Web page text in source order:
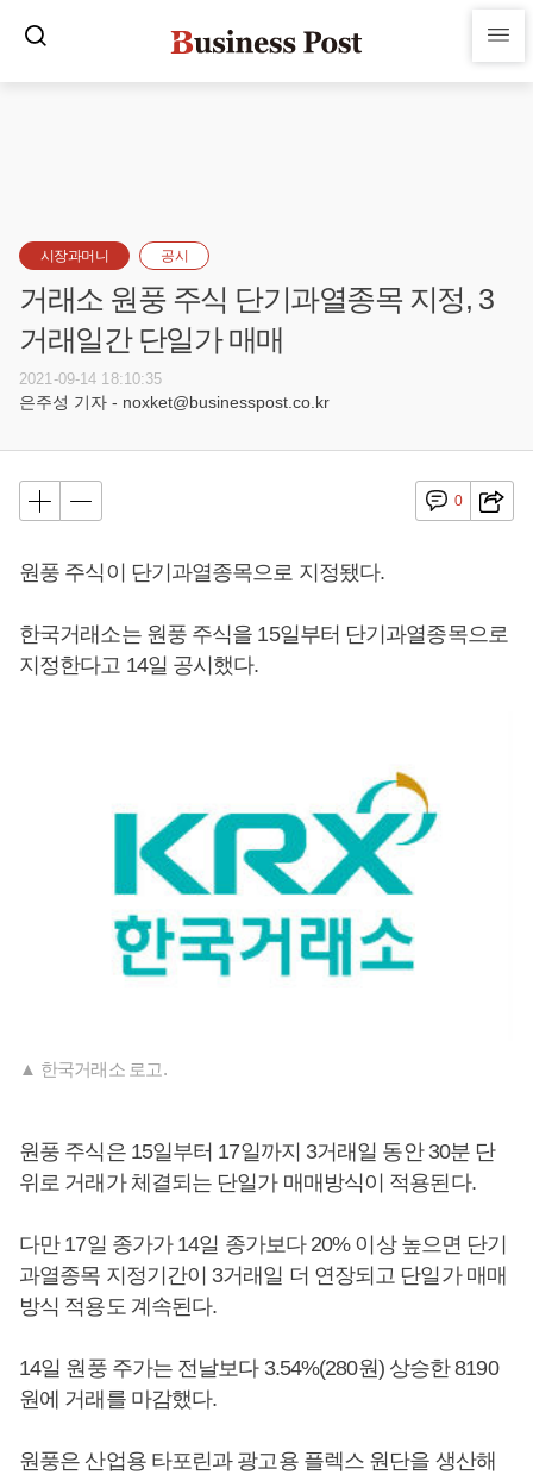
시장과머니 공시
거래소 원풍 주식 단기과열종목 지정, 3
거래일간 단일가 매매
2021-09-14 18:10:35
은주성 기자 - noxket@businesspost.co.kr
0
원풍 주식이 단기과열종목으로 지정됐다.
한국거래소는 원풍 주식을 15일부터 단기과열종목으로
지정한다고 14일 공시했다.
▲ 한국거래소 로고.
원풍 주식은 15일부터 17일까지 3거래일 동안 30분 단
위로 거래가 체결되는 단일가 매매방식이 적용된다.
다만 17일 종가가 14일 종가보다 20% 이상 높으면 단기
과열종목 지정기간이 3거래일 더 연장되고 단일가 매매
방식 적용도 계속된다.
14일 원풍 주가는 전날보다 3.54%(280원) 상승한 8190
원에 거래를 마감했다.
원풍은 산업용 타포린과 광고용 플렉스 원단을 생산해